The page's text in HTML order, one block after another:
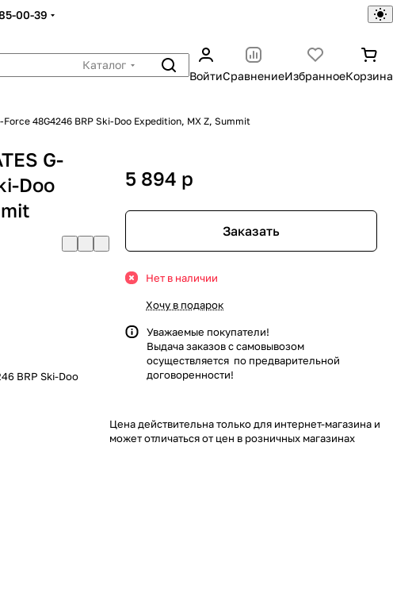
00-39
Каталог
ВойтиСравнениеИзбранноеКорзина
Force 48G4246 BRP Ski-Doo Expedition, MX Z, Summit
G-
Doo
BRP Ski-Doo
5 894 p
Заказать
Нет в наличии
Хочу в подарок
Уважаемые покупатели!
Выдача заказов с самовывозом
осуществляется по предварительной
договоренности!
Цена действительна только для интернет-магазина и
может отличаться от цен в розничных магазинах